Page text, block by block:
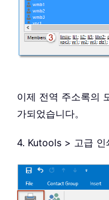
이제 전역 주소록의
가되었습니다。
4. Kutools > 고급 인